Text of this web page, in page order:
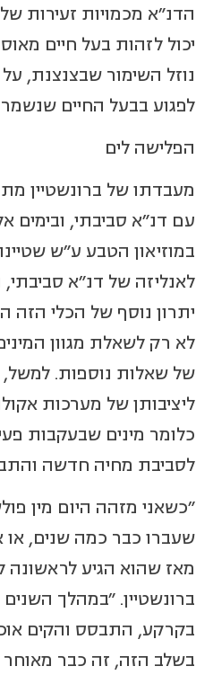
הדנ"א מכמויות זעירות
יכול לזהות בעל חיים
נוזל השימור שבצנצנת,
לפגוע בבעל החיים
הפלישה לים
מעבדתו של ברונשטיין
עם דנ"א סביבתי,
במוזיאון הטבע ע"ש
לאנליזה של דנ"א
יתרון נוסף של הכלי הזה
לא רק לשאלת מגוון
של שאלות נוספות. למשל,
ליציבותן של מערכות
כלומר מינים שבעקבות
לסביבת מחיה חדשה
"כשאני מזהה היום מין
שעברו כבר כמה שנים, או
מאז שהוא הגיע לראשונה
ברונשטיין. "במהלך
בקרקע, התבסס והקים
בשלב הזה, זה כבר מאוחר